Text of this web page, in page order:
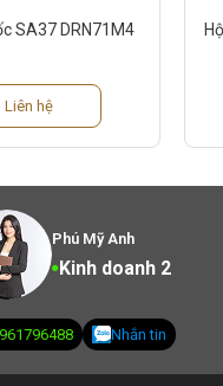
SA37 DRN71M4
Liên hệ
Phú Mỹ Anh
Kinh doanh 2
Nhắn tin